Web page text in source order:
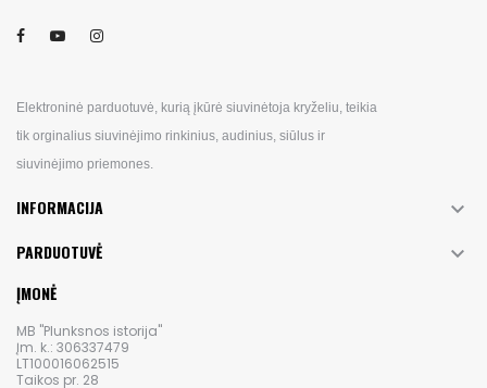
Elektroninė parduotuvė, kurią įkūrė siuvinėtoja kryželiu, teikia
tik orginalius siuvinėjimo rinkinius, audinius, siūlus ir
siuvinėjimo priemones.
INFORMACIJA 
PARDUOTUVĖ 
ĮMONĖ
MB "Plunksnos istorija"
Įm. k.: 306337479
LT100016062515
Taikos pr. 28